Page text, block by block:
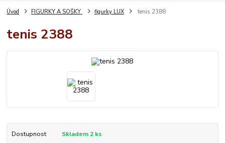
Úvod FIGURKY A SOŠKY figurky LUX tenis 2388
tenis 2388
Dostupnost
Skladem 2 ks